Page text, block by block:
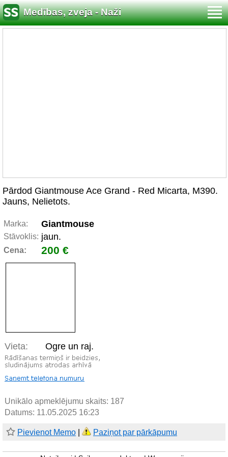
Medības, zveja - Naži
Pārdod Giantmouse Ace Grand - Red Micarta, M390.
Jauns, Nelietots.
Marka: Giantmouse
Stāvoklis: jaun.
Cena: 200 €
Vieta: Ogre un raj.
Unikālo apmeklējumu skaits: 187
Datums: 11.05.2025 16:23
Pievienot Memo Paziņot par pārkāpumu